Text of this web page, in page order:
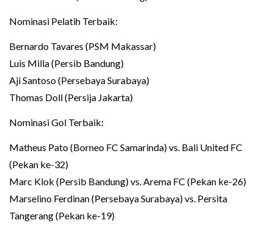
Nominasi Pelatih Terbaik:
Bernardo Tavares (PSM Makassar)
Luis Milla (Persib Bandung)
Aji Santoso (Persebaya Surabaya)
Thomas Doll (Persija Jakarta)
Nominasi Gol Terbaik:
Matheus Pato (Borneo FC Samarinda) vs. Bali United FC
(Pekan ke-32)
Marc Klok (Persib Bandung) vs. Arema FC (Pekan ke-26)
Marselino Ferdinan (Persebaya Surabaya) vs. Persita
Tangerang (Pekan ke-19)